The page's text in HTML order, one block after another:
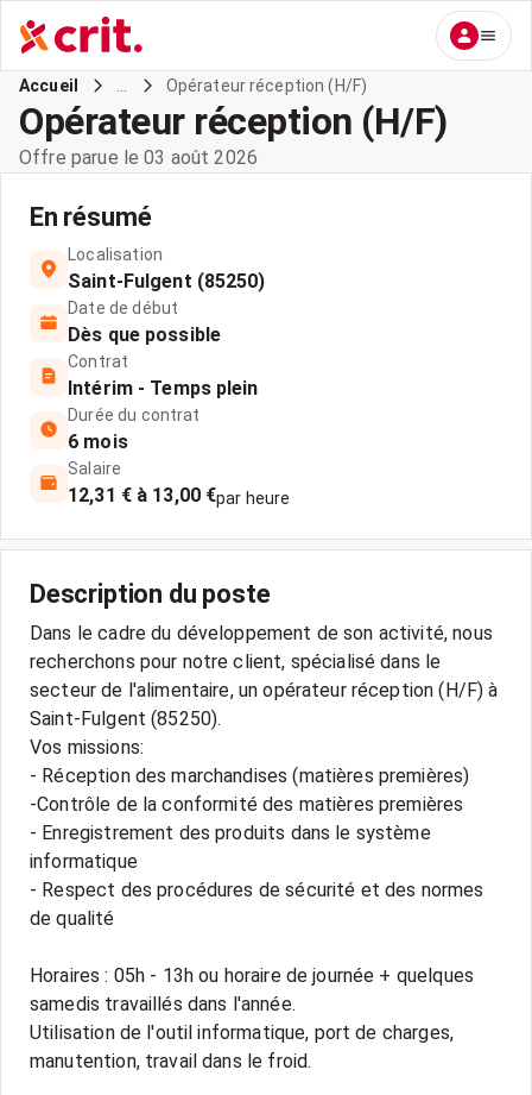
Accueil Opérateur réception (H/F)
Opérateur réception (H/F)
Offre parue le 03 août 2026
En résumé
Localisation
Saint-Fulgent (85250)
Date de début
Dès que possible
Contrat
Intérim - Temps plein
Durée du contrat
6 mois
Salaire
12,31 € à 13,00 €par heure
Description du poste
Dans le cadre du développement de son activité, nous
recherchons pour notre client, spécialisé dans le
secteur de l'alimentaire, un opérateur réception (H/F) à
Saint-Fulgent (85250).
Vos missions:
- Réception des marchandises (matières premières)
-Contrôle de la conformité des matières premières
- Enregistrement des produits dans le système
informatique
- Respect des procédures de sécurité et des normes
de qualité
Horaires : 05h - 13h ou horaire de journée + quelques
samedis travaillés dans l'année.
Utilisation de l'outil informatique, port de charges,
manutention, travail dans le froid.